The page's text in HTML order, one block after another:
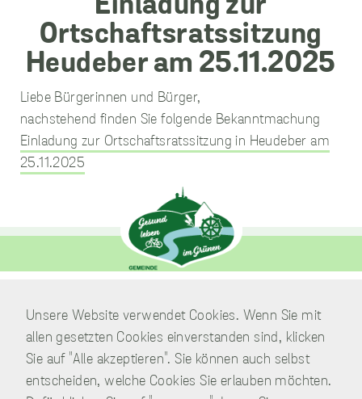
Liebe Bürgerinnen und Bürger,
nachstehend finden Sie folgende Bekanntmachung
Einladung zur Ortschaftsratssitzung in Heudeber am
25.11.2025
Verwaltung
Am Park 7
38871 Nordharz / OT Wasserleben
Telefon:039451.600 0
Unsere Website verwendet Cookies. Wenn Sie mit
allen gesetzten Cookies einverstanden sind, klicken
Sie auf "Alle akzeptieren". Sie können auch selbst
entscheiden, welche Cookies Sie erlauben möchten.
unverzichtbare
Cookies
Diese Cookies
sind
grundlegende
und sichere
Funktionen
unserer Website
zur Verfügung
eingesetzt, um
über Sie für
andere Zwecke
oder Analysen zu